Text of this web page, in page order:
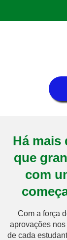
Há mais
que
com
Com a força
aprovações
de cada